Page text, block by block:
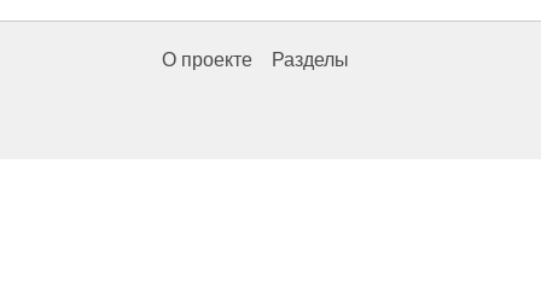
О проекте Разделы